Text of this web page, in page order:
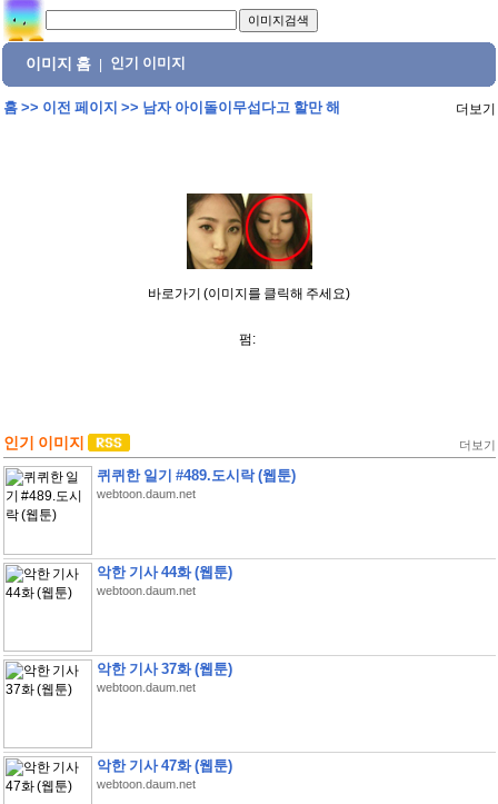
이미지 홈 인기 이미지
홈>> 이전 페이지 >> 남자 아이돌이무섭다고 할만 해 더보기
바로가기 (이미지를 클릭해 주세요)
펌:
인기 이미지 더보기
퀴퀴한 일기 #489.도시락 (웹툰)
webtoon.daum.net
악한 기사 44화 (웹툰)
webtoon.daum.net
악한 기사 37화 (웹툰)
webtoon.daum.net
악한 기사 47화 (웹툰)
webtoon.daum.net